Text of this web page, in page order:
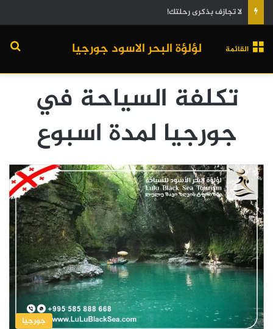
لا تجازف بذكرى رحلتك!
لؤلؤة البحر الاسود جورجيا القائمة
تكلفة السياحة في
جورجيا لمدة اسبوع
جورجيا